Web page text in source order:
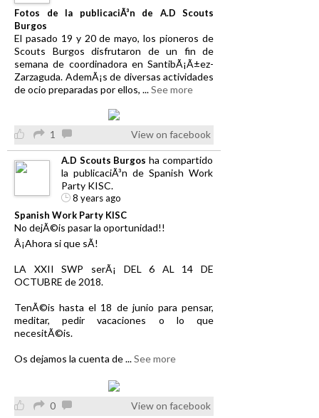
Fotos de la publicaciÃ³n de A.D Scouts
Burgos
El pasado 19 y 20 de mayo, los pioneros de
Scouts Burgos disfrutaron de un fin de
semana de coordinadora en SantibÃ¡Ã±ez-
Zarzaguda. AdemÃ¡s de diversas actividades
de ocio preparadas por ellos, ...See more
1 View on facebook
A.D Scouts Burgos ha compartido
la publicaciÃ³n de Spanish Work
Party KISC.
8 years ago
Spanish Work Party KISC
No dejÃ©is pasar la oportunidad!!
Â¡Ahora si que sÃ­!
LA XXII SWP serÃ¡ DEL 6 AL 14 DE
OCTUBRE de 2018.
TenÃ©is hasta el 18 de junio para pensar,
meditar, pedir vacaciones o lo que
necesitÃ©is.
Os dejamos la cuenta de...See more
0 View on facebook